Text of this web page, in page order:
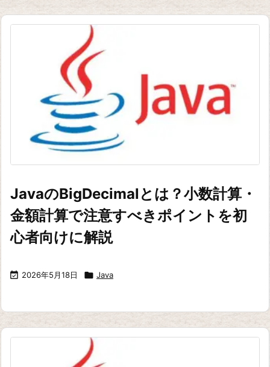
JavaのBigDecimalとは？小数計算・
金額計算で注意すべきポイントを初
心者向けに解説
 2026年5月18日  Java